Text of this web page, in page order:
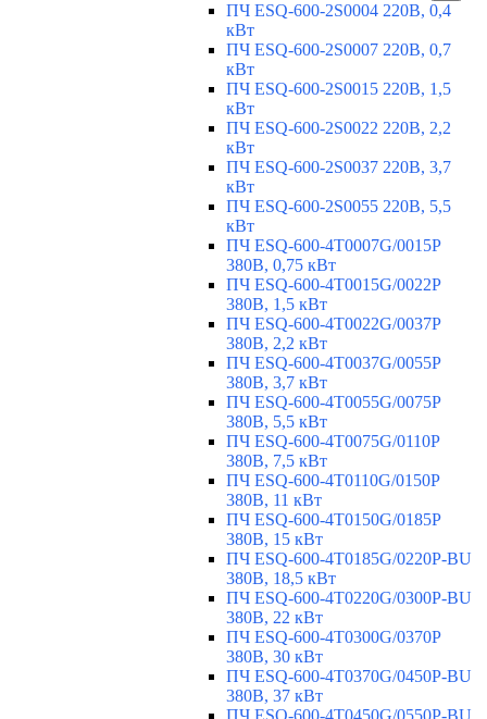
ПЧ ESQ-600-2S0004 220В, 0,4
кВт
ПЧ ESQ-600-2S0007 220В, 0,7
кВт
ПЧ ESQ-600-2S0015 220В, 1,5
кВт
ПЧ ESQ-600-2S0022 220В, 2,2
кВт
ПЧ ESQ-600-2S0037 220В, 3,7
кВт
ПЧ ESQ-600-2S0055 220В, 5,5
кВт
ПЧ ESQ-600-4T0007G/0015P
380В, 0,75 кВт
ПЧ ESQ-600-4T0015G/0022P
380В, 1,5 кВт
ПЧ ESQ-600-4T0022G/0037P
380В, 2,2 кВт
ПЧ ESQ-600-4T0037G/0055P
380В, 3,7 кВт
ПЧ ESQ-600-4T0055G/0075P
380В, 5,5 кВт
ПЧ ESQ-600-4T0075G/0110P
380В, 7,5 кВт
ПЧ ESQ-600-4T0110G/0150P
380В, 11 кВт
ПЧ ESQ-600-4T0150G/0185P
380В, 15 кВт
ПЧ ESQ-600-4T0185G/0220P-BU
380В, 18,5 кВт
ПЧ ESQ-600-4T0220G/0300P-BU
380В, 22 кВт
ПЧ ESQ-600-4T0300G/0370P
380В, 30 кВт
ПЧ ESQ-600-4T0370G/0450P-BU
380В, 37 кВт